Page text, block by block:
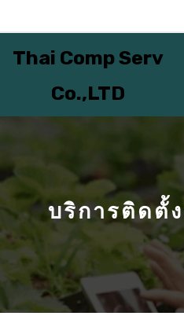
Thai Comp Serv
Co.,LTD
บริการติดตั้